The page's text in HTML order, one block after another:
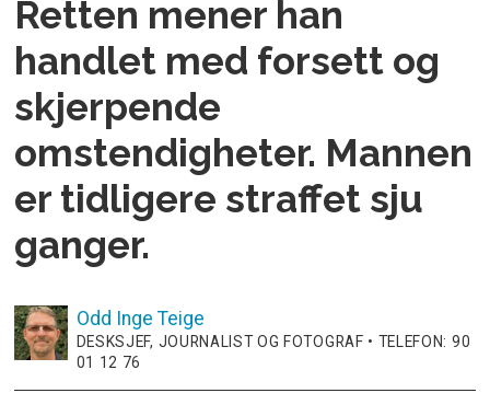
Retten mener han
handlet med forsett og
skjerpende
omstendigheter. Mannen
er tidligere straffet sju
ganger.
Odd Inge Teige
DESKSJEF, JOURNALIST OG FOTOGRAF • TELEFON: 90
01 12 76